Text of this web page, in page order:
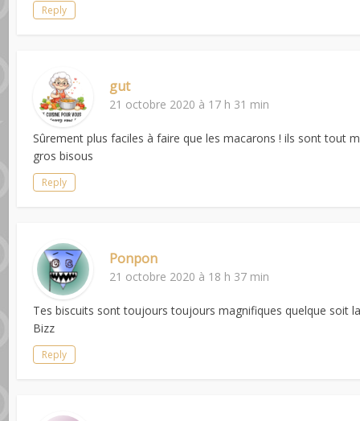
Reply
gut
21 octobre 2020 à 17 h 31 min
Sûrement plus faciles à faire que les macarons ! ils sont tout
gros bisous
Reply
Ponpon
21 octobre 2020 à 18 h 37 min
Tes biscuits sont toujours toujours magnifiques quelque soit
Bizz
Reply